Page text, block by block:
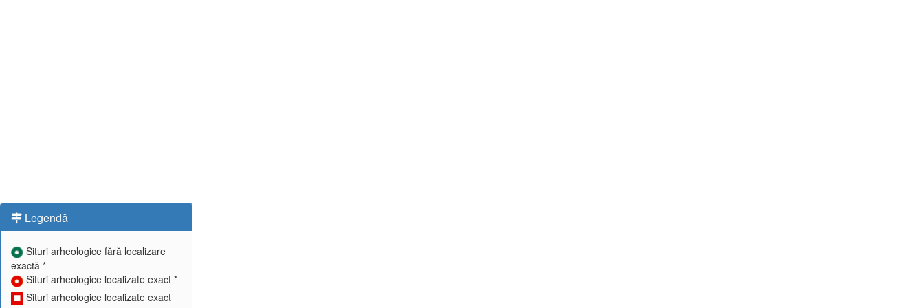
Legendă
Situri arheologice fără localizare
exactă *
Situri arheologice localizate exact *
Situri arheologice localizate exact